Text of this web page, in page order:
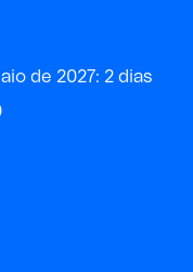
de 2027: 2 dias